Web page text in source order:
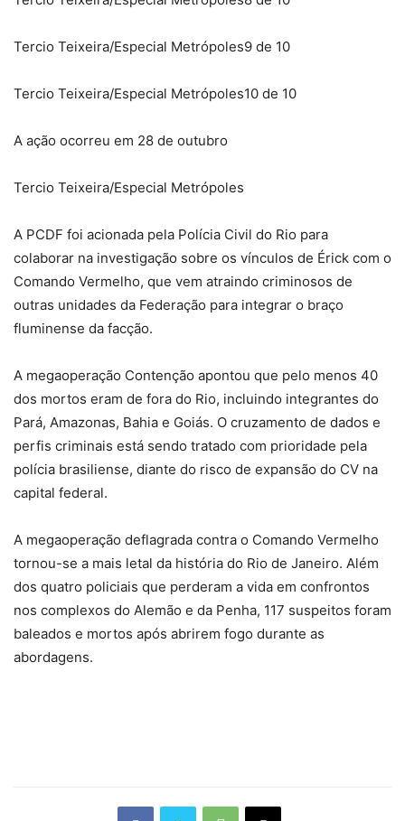
Tercio Teixeira/Especial Metrópoles9 de 10
Tercio Teixeira/Especial Metrópoles10 de 10
A ação ocorreu em 28 de outubro
Tercio Teixeira/Especial Metrópoles
A PCDF foi acionada pela Polícia Civil do Rio para
colaborar na investigação sobre os vínculos de Érick com o
Comando Vermelho, que vem atraindo criminosos de
outras unidades da Federação para integrar o braço
fluminense da facção.
A megaoperação Contenção apontou que pelo menos 40
dos mortos eram de fora do Rio, incluindo integrantes do
Pará, Amazonas, Bahia e Goiás. O cruzamento de dados e
perfis criminais está sendo tratado com prioridade pela
polícia brasiliense, diante do risco de expansão do CV na
capital federal.
A megaoperação deflagrada contra o Comando Vermelho
tornou-se a mais letal da história do Rio de Janeiro. Além
dos quatro policiais que perderam a vida em confrontos
nos complexos do Alemão e da Penha, 117 suspeitos foram
baleados e mortos após abrirem fogo durante as
abordagens.